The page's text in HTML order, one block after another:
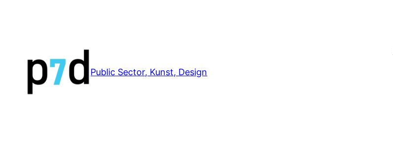
Public Sector, Kunst, Design